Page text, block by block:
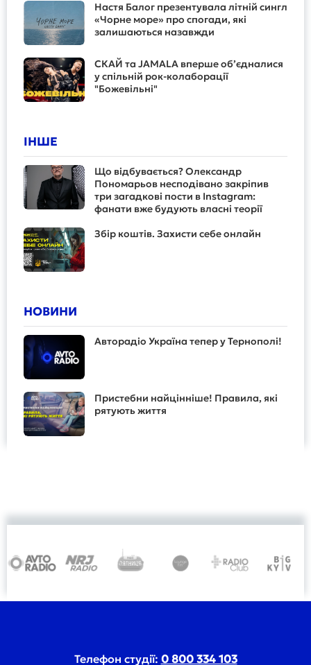
Настя Балог презентувала літній сингл
«Чорне море» про спогади, які
залишаються назавжди
СКАЙ та JAMALA вперше об’єдналися
у спільній рок-колаборації
"Божевільні"
ІНШЕ
Що відбувається? Олександр
Пономарьов несподівано закріпив
три загадкові пости в Instagram:
фанати вже будують власні теорії
Збір коштів. Захисти себе онлайн
НОВИНИ
Авторадіо Україна тепер у Тернополі!
Пристебни найцінніше! Правила, які
рятують життя
Телефон студії: 0 800 334 103